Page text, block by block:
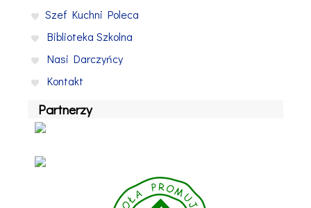
Szef Kuchni Poleca
Biblioteka Szkolna
Nasi Darczyńcy
Kontakt
Partnerzy